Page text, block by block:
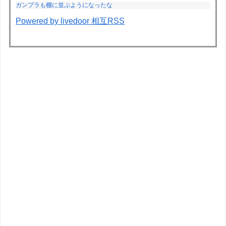
ガンプラも棚に並ぶようになったな
Powered by livedoor 相互RSS